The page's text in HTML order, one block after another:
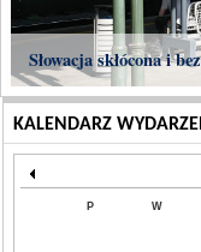
Słowacja skłócona i
KALENDARZ
P W